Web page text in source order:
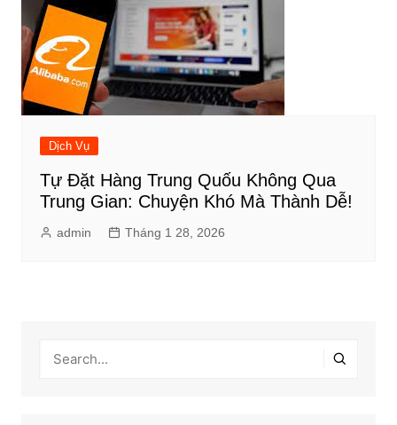
Dịch Vụ
Tự Đặt Hàng Trung Quốu Không Qua
Trung Gian: Chuyện Khó Mà Thành Dễ!
admin Tháng 1 28, 2026